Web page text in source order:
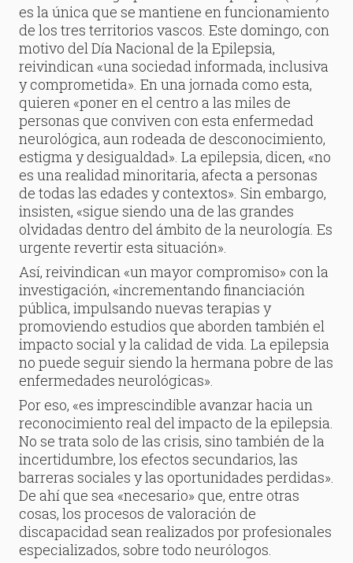
es la única que se mantiene en funcionamiento
de los tres territorios vascos. Este domingo, con
motivo del Día Nacional de la Epilepsia,
reivindican «una sociedad informada, inclusiva
y comprometida». En una jornada como esta,
quieren «poner en el centro a las miles de
personas que conviven con esta enfermedad
neurológica, aun rodeada de desconocimiento,
estigma y desigualdad». La epilepsia, dicen, «no
es una realidad minoritaria, afecta a personas
de todas las edades y contextos». Sin embargo,
insisten, «sigue siendo una de las grandes
olvidadas dentro del ámbito de la neurología. Es
urgente revertir esta situación».
Así, reivindican «un mayor compromiso» con la
investigación, «incrementando financiación
pública, impulsando nuevas terapias y
promoviendo estudios que aborden también el
impacto social y la calidad de vida. La epilepsia
no puede seguir siendo la hermana pobre de las
enfermedades neurológicas».
Por eso, «es imprescindible avanzar hacia un
reconocimiento real del impacto de la epilepsia.
No se trata solo de las crisis, sino también de la
incertidumbre, los efectos secundarios, las
barreras sociales y las oportunidades perdidas».
De ahí que sea «necesario» que, entre otras
cosas, los procesos de valoración de
discapacidad sean realizados por profesionales
especializados, sobre todo neurólogos.